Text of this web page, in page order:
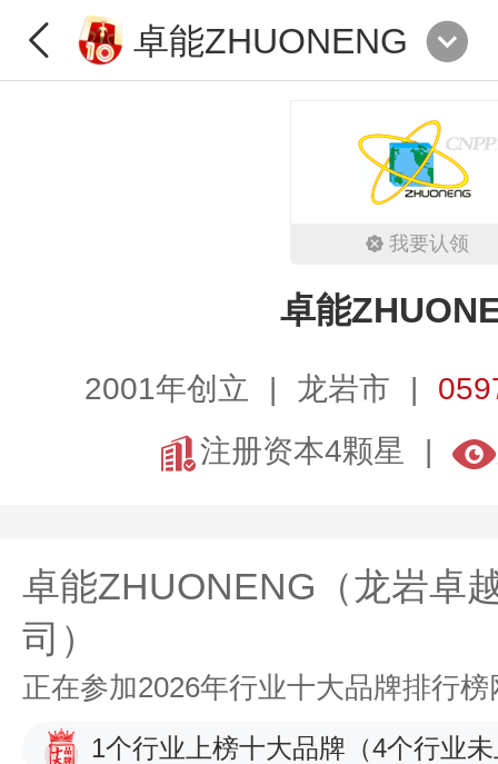
卓能ZHUONENG
我要认领
卓能
2001年创立 龙岩市
注册资本4颗星
卓能ZHUONENG（龙岩卓
司）
正在参加2026年行业十大品牌排行
1个行业上榜十大品牌 （4个行业